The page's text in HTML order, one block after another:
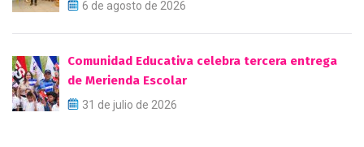
6 de agosto de 2026
Comunidad Educativa celebra tercera entrega
de Merienda Escolar
31 de julio de 2026